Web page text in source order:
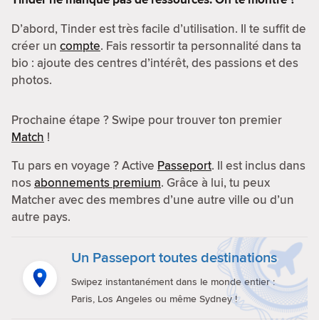
D’abord, Tinder est très facile d’utilisation. Il te suffit de
créer un compte. Fais ressortir ta personnalité dans ta
bio : ajoute des centres d’intérêt, des passions et des
photos.
Prochaine étape ? Swipe pour trouver ton premier
Match !
Tu pars en voyage ? Active Passeport. Il est inclus dans
nosabonnements premium. Grâce à lui, tu peux
Matcher avec des membres d’une autre ville ou d’un
autre pays.
Un Passeport toutes destinations
Swipez instantanément dans le monde entier :
Paris, Los Angeles ou même Sydney !